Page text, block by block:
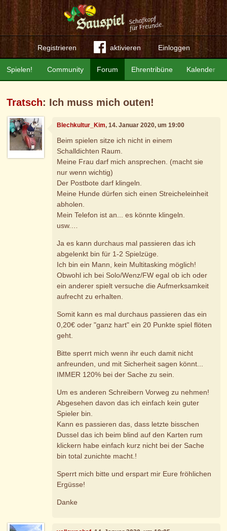
Registrieren aktivieren Einloggen
Community Forum Ehrentribüne Kalender
Spielen!
Tratsch: Ich muss mich outen!
Blechkultur_Kim, 14. Januar 2020, um 19:00
Beim spielen sitze ich nicht in einem
Schalldichten Raum.
Meine Frau darf mich ansprechen. (macht sie
nur wenn wichtig)
Der Postbote darf klingeln.
Meine Hunde dürfen sich einen Streicheleinheit
abholen.
Mein Telefon ist an... es könnte klingeln.
usw.…
Ja es kann durchaus mal passieren das ich
abgelenkt bin für 1-2 Spielzüge.
Ich bin ein Mann, kein Multitasking möglich!
Obwohl ich bei Solo/Wenz/FW egal ob ich oder
ein anderer spielt versuche die Aufmerksamkeit
aufrecht zu erhalten.
Somit kann es mal durchaus passieren das ein
0,20€ oder "ganz hart" ein 20 Punkte spiel flöten
geht.
Bitte sperrt mich wenn ihr euch damit nicht
anfreunden, und mit Sicherheit sagen könnt...
IMMER 120% bei der Sache zu sein.
Um es anderen Schreibern Vorweg zu nehmen!
Abgesehen davon das ich einfach kein guter
Spieler bin.
Kann es passieren das, dass letzte bisschen
Dussel das ich beim blind auf den Karten rum
klickern habe einfach kurz nicht bei der Sache
bin total zunichte macht.!
Sperrt mich bitte und erspart mir Eure fröhlichen
Ergüsse!
Danke